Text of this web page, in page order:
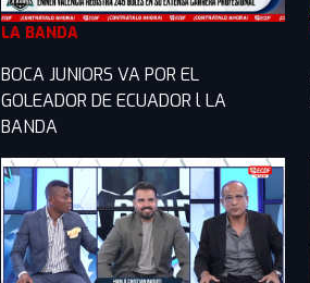
LA BANDA
BOCA JUNIORS VA POR EL
GOLEADOR DE ECUADOR l LA
BANDA